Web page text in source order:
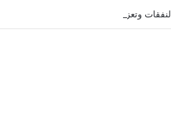
وتعزيز موارد الدولة يسِم إعداد ميزانية 2027